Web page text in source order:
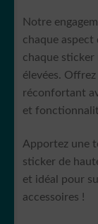
Notre
chaque
chaque sticker
élevées.
réconfortant
et
Apportez une
sticker de
et idéal pour
accessoires !